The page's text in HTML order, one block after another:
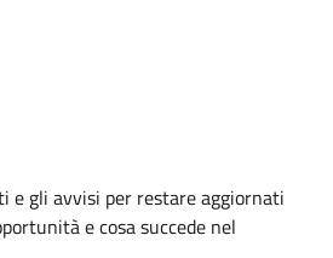
e gli avvisi per restare aggiornati
e cosa succede nel